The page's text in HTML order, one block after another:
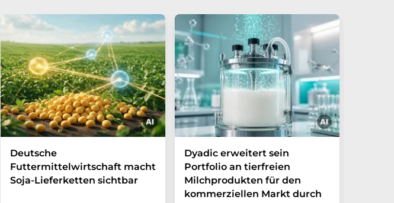
Deutsche
Futtermittelwirtschaft macht
Soja-Lieferketten sichtbar
Dyadic erweitert sein
Portfolio an tierfreien
Milchprodukten für den
kommerziellen Markt durch